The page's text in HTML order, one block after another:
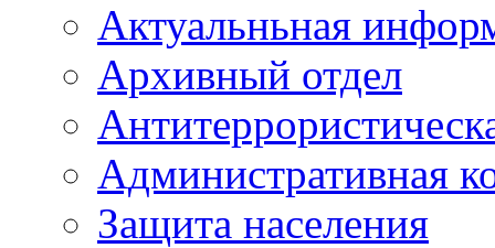
Актуальньная
Архивный отдел
Административная
Защита населения